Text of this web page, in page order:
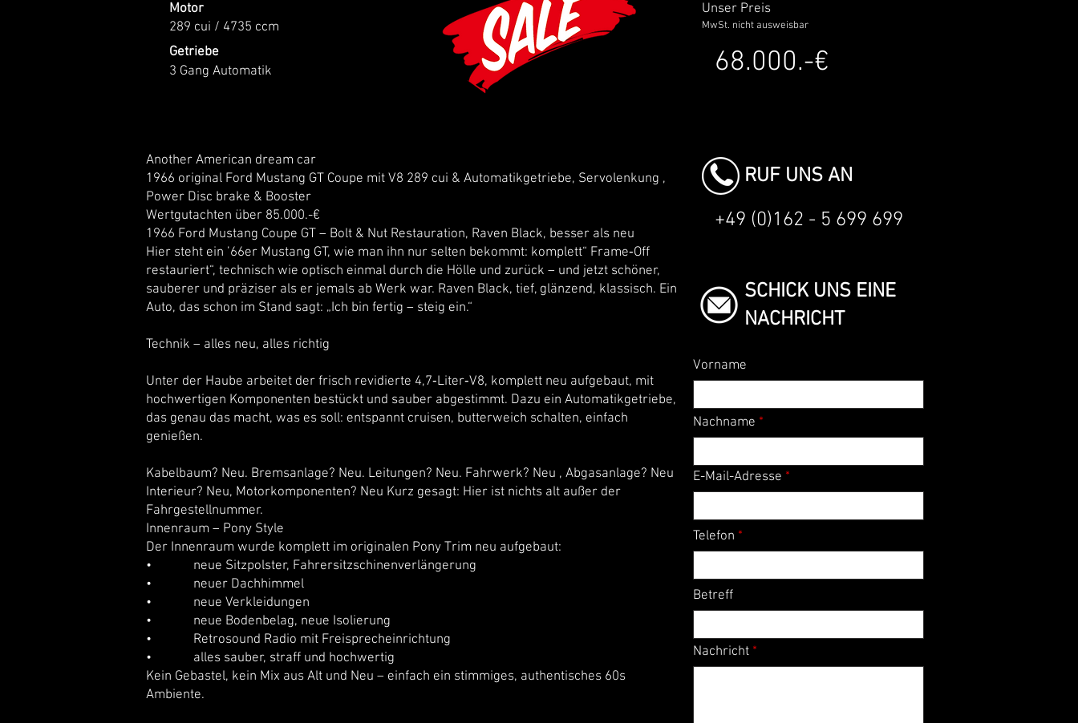
Motor
289 cui / 4735 ccm
Getriebe
3 Gang Automatik
Unser Preis
MwSt. nicht ausweisbar
68.000.-€
Another American dream car
1966 original Ford Mustang GT Coupe mit V8 289 cui & Automatikgetriebe, Servolenkung ,
Power Disc brake & Booster
Wertgutachten über 85.000.-€
1966 Ford Mustang Coupe GT – Bolt & Nut Restauration, Raven Black, besser als neu
Hier steht ein ’66er Mustang GT, wie man ihn nur selten bekommt: komplett“ Frame‑Off
restauriert“, technisch wie optisch einmal durch die Hölle und zurück – und jetzt schöner,
sauberer und präziser als er jemals ab Werk war. Raven Black, tief, glänzend, klassisch. Ein
Auto, das schon im Stand sagt: „Ich bin fertig – steig ein.“
Technik – alles neu, alles richtig
Unter der Haube arbeitet der frisch revidierte 4,7‑Liter‑V8, komplett neu aufgebaut, mit
hochwertigen Komponenten bestückt und sauber abgestimmt. Dazu ein Automatikgetriebe,
das genau das macht, was es soll: entspannt cruisen, butterweich schalten, einfach
genießen.
Kabelbaum? Neu. Bremsanlage? Neu. Leitungen? Neu. Fahrwerk? Neu , Abgasanlage? Neu
Interieur? Neu, Motorkomponenten? Neu Kurz gesagt: Hier ist nichts alt außer der
Fahrgestellnummer.
Innenraum – Pony Style
Der Innenraum wurde komplett im originalen Pony Trim neu aufgebaut:
• neue Sitzpolster, Fahrersitzschinenverlängerung
• neuer Dachhimmel
• neue Verkleidungen
• neue Bodenbelag, neue Isolierung
• Retrosound Radio mit Freisprecheinrichtung
• alles sauber, straff und hochwertig
Kein Gebastel, kein Mix aus Alt und Neu – einfach ein stimmiges, authentisches 60s
Ambiente.
RUF UNS AN
+49 (0)162 - 5 699 699
SCHICK UNS EINE
NACHRICHT
Vorname
Nachname
E-Mail-Adresse
Telefon
Betreff
Nachricht